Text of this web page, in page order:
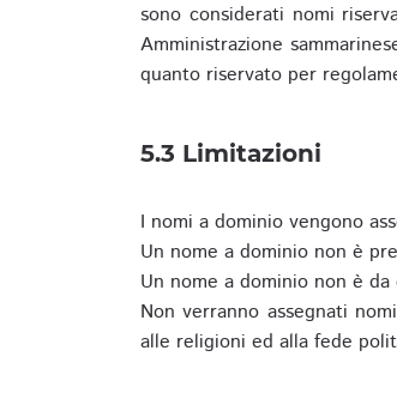
sono considerati nomi
Amministrazione
quanto riservato per
5.3 Limitazioni
I nomi a dominio vengono
Un nome a dominio non è
Un nome a dominio non è
Non verranno assegnati
alle religioni ed alla fede